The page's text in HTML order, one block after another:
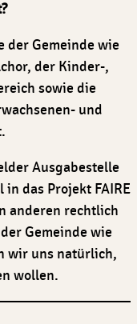
der Gemeinde wie
der Kinder-,
sowie die
und
Ausgabestelle
in das Projekt FAIRE
anderen rechtlich
Gemeinde wie
wir uns natürlich,
wollen.